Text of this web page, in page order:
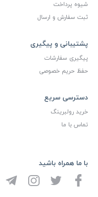
شیوه پرداخت
ثبت سفارش و ارسال
پشتیبانی و پیگیری
پیگیری سفارشات
حفظ حریم خصوصی
دسترسی سریع
خرید رولبرینگ
تماس با ما
با ما همراه باشید